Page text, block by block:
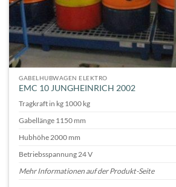
GABELHUBWAGEN ELEKTRO
EMC 10 JUNGHEINRICH 2002
Tragkraft in kg 1000 kg
Gabellänge 1150 mm
Hubhöhe 2000 mm
Betriebsspannung 24 V
Mehr Informationen auf der Produkt-Seite